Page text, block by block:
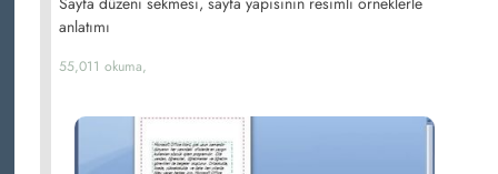
anlatımı
55,011 okuma,